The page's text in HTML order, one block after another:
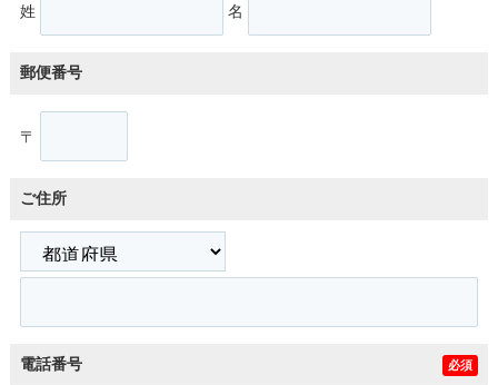
姓 名
郵便番号
〒
ご住所
電話番号 必須